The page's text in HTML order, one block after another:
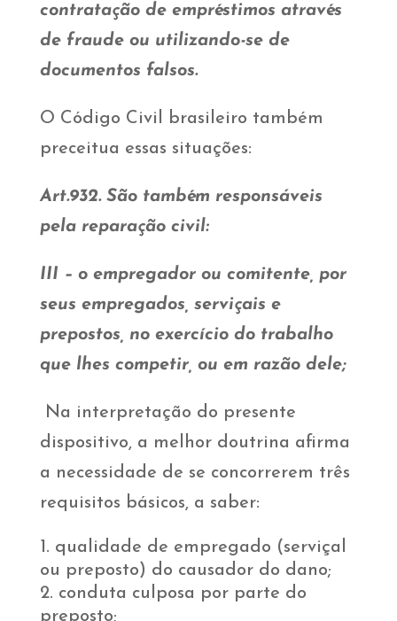
contratação de empréstimos através
de fraude ou utilizando-se de
documentos falsos.
O Código Civil brasileiro também
preceitua essas situações:
Art.932. São também responsáveis
pela reparação civil:
III – o empregador ou comitente, por
seus empregados, serviçais e
prepostos, no exercício do trabalho
que lhes competir, ou em razão dele;
Na interpretação do presente
dispositivo, a melhor doutrina afirma
a necessidade de se concorrerem três
requisitos básicos, a saber:
qualidade de empregado (serviçal
ou preposto) do causador do dano;
conduta culposa por parte do
preposto;